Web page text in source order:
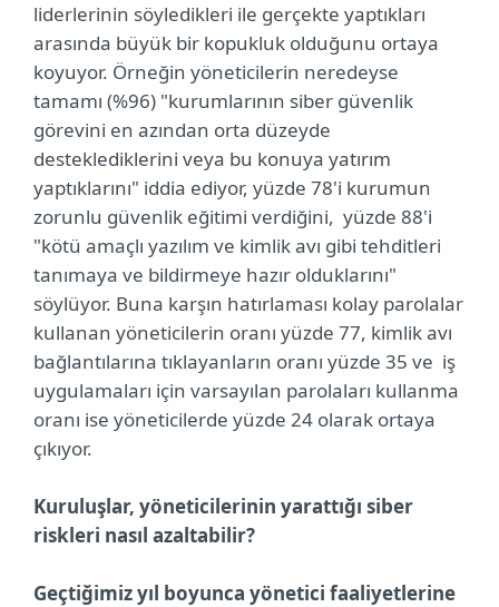
liderlerinin söyledikleri ile gerçekte yaptıkları
arasında büyük bir kopukluk olduğunu ortaya
koyuyor. Örneğin yöneticilerin neredeyse
tamamı (%96) "kurumlarının siber güvenlik
görevini en azından orta düzeyde
desteklediklerini veya bu konuya yatırım
yaptıklarını" iddia ediyor, yüzde 78'i kurumun
zorunlu güvenlik eğitimi verdiğini, yüzde 88'i
"kötü amaçlı yazılım ve kimlik avı gibi tehditleri
tanımaya ve bildirmeye hazır olduklarını"
söylüyor. Buna karşın hatırlaması kolay parolalar
kullanan yöneticilerin oranı yüzde 77, kimlik avı
bağlantılarına tıklayanların oranı yüzde 35 ve iş
uygulamaları için varsayılan parolaları kullanma
oranı ise yöneticilerde yüzde 24 olarak ortaya
çıkıyor.
Kuruluşlar, yöneticilerinin yarattığı siber
riskleri nasıl azaltabilir?
Geçtiğimiz yıl boyunca yönetici faaliyetlerine